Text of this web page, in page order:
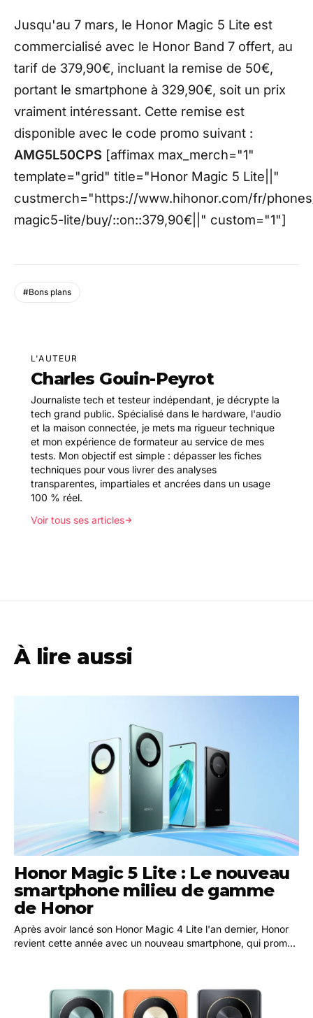
Jusqu'au 7 mars, le Honor Magic 5 Lite est
commercialisé avec le Honor Band 7 offert, au
tarif de 379,90€, incluant la remise de 50€,
portant le smartphone à 329,90€, soit un prix
vraiment intéressant. Cette remise est
disponible avec le code promo suivant :
AMG5L50CPS [affimax max_merch="1"
template="grid" title="Honor Magic 5 Lite||"
custmerch="https://www.hihonor.com/fr/
magic5-lite/buy/::on::379,90€||" custom="1"]
#Bons plans
L'AUTEUR
Charles Gouin-Peyrot
Journaliste tech et testeur indépendant, je décrypte la
tech grand public. Spécialisé dans le hardware, l'audio
et la maison connectée, je mets ma rigueur technique
et mon expérience de formateur au service de mes
tests. Mon objectif est simple : dépasser les fiches
techniques pour vous livrer des analyses
transparentes, impartiales et ancrées dans un usage
100 % réel.
Voir tous ses articles
À lire aussi
Honor Magic 5 Lite : Le nouveau
smartphone milieu de gamme
de Honor
Après avoir lancé son Honor Magic 4 Lite l'an dernier, Honor
revient cette année avec un nouveau smartphone, qui promet